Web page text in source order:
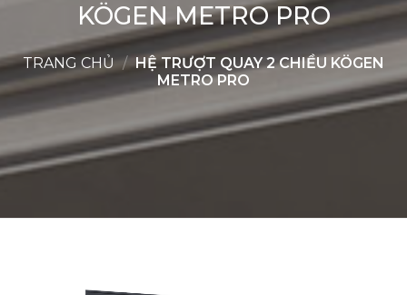
KÖGEN METRO PRO
TRANG CHỦ / HỆ TRƯỢT QUAY 2 CHIỀU KÖGEN
METRO PRO